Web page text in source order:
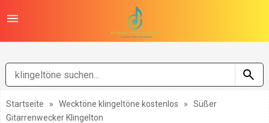
Startseite » Wecktöne klingeltöne kostenlos »
Süßer
Gitarrenwecker Klingelton